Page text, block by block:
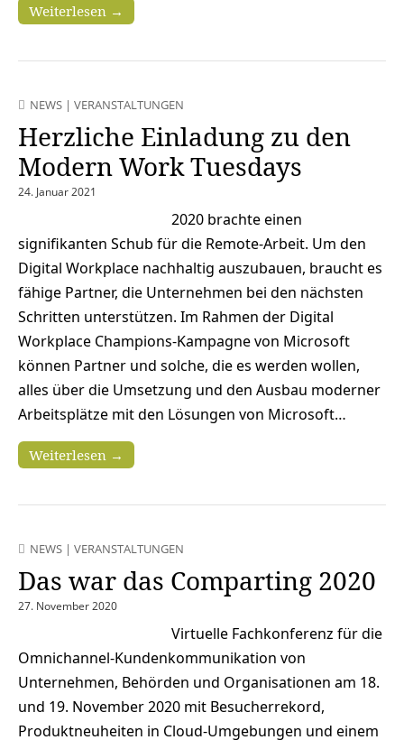
Weiterlesen →
NEWS | VERANSTALTUNGEN
Herzliche Einladung zu den
Modern Work Tuesdays
24. Januar 2021
2020 brachte einen
signifikanten Schub für die Remote-Arbeit. Um den
Digital Workplace nachhaltig auszubauen, braucht es
fähige Partner, die Unternehmen bei den nächsten
Schritten unterstützen. Im Rahmen der Digital
Workplace Champions-Kampagne von Microsoft
können Partner und solche, die es werden wollen,
alles über die Umsetzung und den Ausbau moderner
Arbeitsplätze mit den Lösungen von Microsoft…
Weiterlesen →
NEWS | VERANSTALTUNGEN
Das war das Comparting 2020
27. November 2020
Virtuelle Fachkonferenz für die
Omnichannel-Kundenkommunikation von
Unternehmen, Behörden und Organisationen am 18.
und 19. November 2020 mit Besucherrekord,
Produktneuheiten in Cloud-Umgebungen und einem